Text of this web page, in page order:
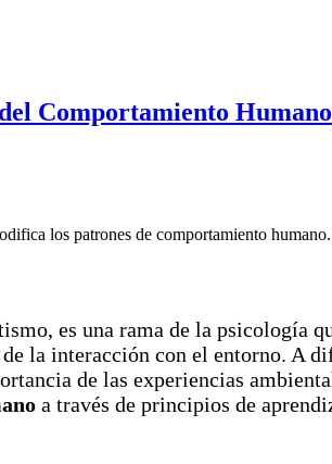
Comportamiento Humano
los patrones de comportamiento
es una rama de la psicología
la interacción con el entorno. A
de las experiencias
a través de principios de